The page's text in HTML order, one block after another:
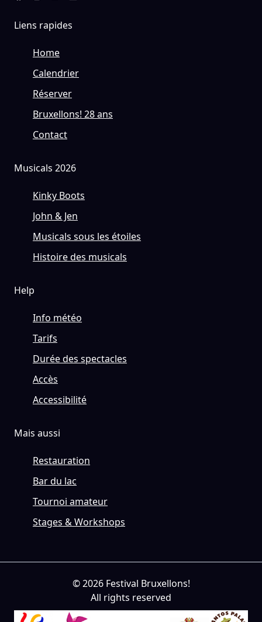
Liens rapides
Home
Calendrier
Réserver
Bruxellons! 28 ans
Contact
Musicals 2026
Kinky Boots
John & Jen
Musicals sous les étoiles
Histoire des musicals
Help
Info météo
Tarifs
Durée des spectacles
Accès
Accessibilité
Mais aussi
Restauration
Bar du lac
Tournoi amateur
Stages & Workshops
© 2026 Festival Bruxellons!
All rights reserved